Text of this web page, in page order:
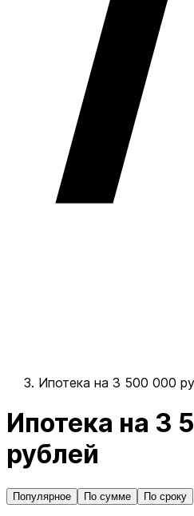
Ипотека на 3 500 000
Ипотека на 3
рублей
Популярное По сумме По сроку